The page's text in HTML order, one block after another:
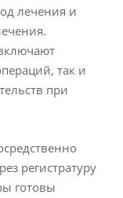
лечения и
так и
при
регистратуру
готовы